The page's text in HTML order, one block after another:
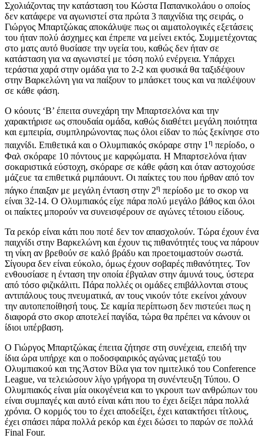
Σχολιάζοντας την κατάσταση του Κώστα Παπανικολάου ο οποίος
δεν κατάφερε να αγωνιστεί στα πρώτα 3 παιχνίδια της σειράς, ο
Γιώργος Μπαρτζώκας αποκάλυψε πως οι αιματολογικές εξετάσεις
του ήταν πολύ άσχημες και έπρεπε να μείνει εκτός. Συμμετέχοντας
στο ματς αυτό θυσίασε την υγεία του, καθώς δεν ήταν σε
κατάσταση για να αγωνιστεί με τόση πολύ ενέργεια. Υπάρχει
τεράστια χαρά στην ομάδα για το 2-2 και φυσικά θα ταξιδέψουν
στην Βαρκελώνη για να παίξουν το μπάσκετ τους και να παλέψουν
σε κάθε φάση.
Ο κόουτς ‘Β’ έπειτα συνεχάρη την Μπαρτσελόνα και την
χαρακτήρισε ως σπουδαία ομάδα, καθώς διαθέτει μεγάλη ποιότητα
και εμπειρία, συμπληρώνοντας πως όλοι είδαν το πώς ξεκίνησε στο
παιχνίδι. Επιθετικά και ο Ολυμπιακός σκόραρε στην 1η περίοδο, ο
Φαλ σκόραρε 10 πόντους με καρφώματα. Η Μπαρτσελόνα ήταν
σοκαριστικά εύστοχη, σκόραρε σε κάθε φάση και όταν αστοχούσε
μάζευε τα επιθετικά ριμπάουντ. Οι παίκτες του που ήρθαν από τον
πάγκο έπαιξαν με μεγάλη ένταση στην 2η περίοδο με το σκορ να
είναι 32-14. Ο Ολυμπιακός είχε πάρα πολύ μεγάλο βάθος και όλοι
οι παίκτες μπορούν να συνεισφέρουν σε αγώνες τέτοιου είδους.
Τα ρεκόρ είναι κάτι που ποτέ δεν τον απασχολούν. Τώρα έχουν ένα
παιχνίδι στην Βαρκελώνη και έχουν τις πιθανότητές τους να πάρουν
τη νίκη αν βρεθούν σε καλό βράδυ και προετοιμαστούν σωστά.
Σίγουρα δεν είναι εύκολο, όμως έχουν σοβαρές πιθανότητες. Τον
ενθουσίασε η ένταση την οποία έβγαλαν στην άμυνά τους, ύστερα
από τόσο φιζικάλιτι. Πάρα πολλές οι ομάδες επιβάλλονται στους
αντιπάλους τους πνευματικά, αν τους νικούν τότε εκείνοι χάνουν
την αυτοπεποίθησή τους. Σε καμία περίπτωση δεν πιστεύει πως η
διαφορά στο σκορ αποτελεί παγίδα, τώρα θα πρέπει να κάνουν οι
ίδιοι υπέρβαση.
Ο Γιώργος Μπαρτζώκας έπειτα ζήτησε στη συνέχεια, επειδή την
ίδια ώρα υπήρχε και ο ποδοσφαιρικός αγώνας μεταξύ του
Ολυμπιακού και της Άστον Βίλα για τον ημιτελικό του Conference
League, να τελειώσουν λίγο γρήγορα τη συνέντευξη Τύπου. Ο
Ολυμπιακός είναι μία οικογένεια και το γκρουπ των ανθρώπων του
είναι συμπαγές και αυτό είναι κάτι που το έχει δείξει πάρα πολλά
χρόνια. Ο κορμός του το έχει αποδείξει, έχει κατακτήσει τίτλους,
έχει σπάσει πάρα πολλά ρεκόρ και έχει δώσει το παρών σε πολλά
Final Four.